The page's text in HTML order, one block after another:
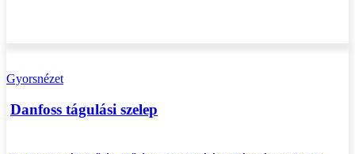
Gyorsnézet
Danfoss tágulási szelep